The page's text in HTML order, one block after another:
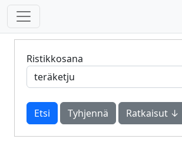
Ristikkosana
Tyhjennä Ratkaisut ↓